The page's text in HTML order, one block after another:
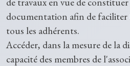
documentation afin de faciliter
tous les adhérents.
Accéder, dans la mesure de la
capacité des membres de